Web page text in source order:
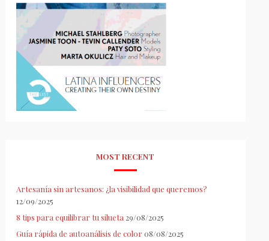
MOST RECENT
Artesanía sin artesanos: ¿la visibilidad que queremos?
12/09/2025
8 tips para equilibrar tu silueta 29/08/2025
Guía rápida de autoanálisis de color 08/08/2025